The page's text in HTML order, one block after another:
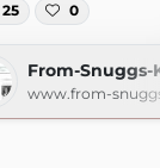
25 0
From-Snuggs-
www.from-